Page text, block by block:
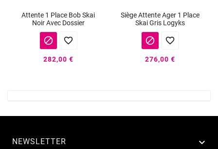
Attente 1 Place Bob Skai
Noir Avec Dossier
 
282,00 €
Siège Attente Ager 1 Place
Skai Gris Logyks
 
276,00 €
NEWSLETTER 